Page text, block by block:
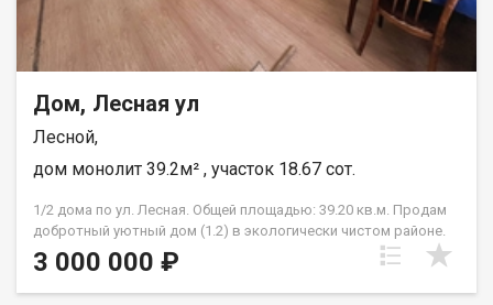
Дом, Лесная ул
Лесной,
дом монолит 39.2м² , участок 18.67 сот.
1/2 дома по ул. Лесная. Общей площадью: 39.20 кв.м. Продам
добротный уютный дом (1.2) в экологически чистом районе.
Земельный участок в собственности. Общая площадь дома
77,6 кв.м. (наша часть 39.2 кв.м), участка 3734 кв.м. (наши 18
соток) Дом находится в Алтайском крае, Первомайский
3 000 000 ₽